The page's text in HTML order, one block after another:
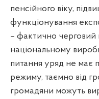
пенсійного віку,
функціонування
– фактично
національному
питання уряд не має
режиму, таємно від
громадяни можуть